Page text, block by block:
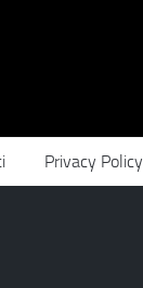
Privacy Policy